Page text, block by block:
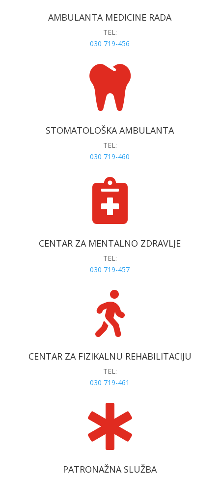
AMBULANTA MEDICINE RADA
TEL:
030 719-456

STOMATOLOŠKA AMBULANTA
TEL:
030 719-460

CENTAR ZA MENTALNO ZDRAVLJE
TEL:
030 719-457

CENTAR ZA FIZIKALNU REHABILITACIJU
TEL:
030 719-461

PATRONAŽNA SLUŽBA